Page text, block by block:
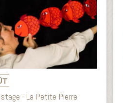
- La Petite Pierre